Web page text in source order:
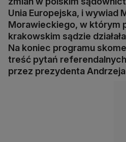
Unia Europejska, i wywiad
Morawieckiego, w którym
krakowskim sądzie
Na koniec programu
treść pytań
przez prezydenta